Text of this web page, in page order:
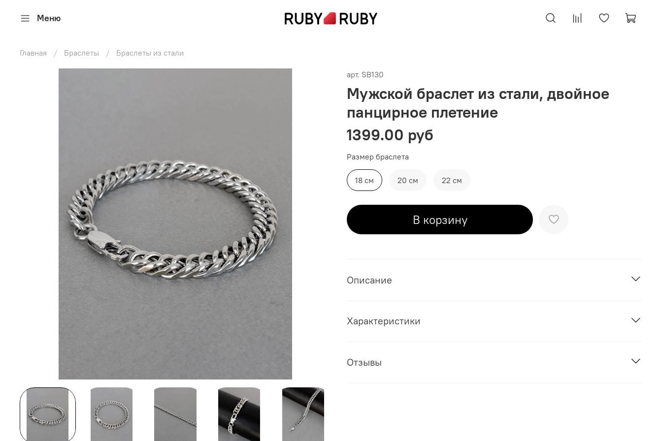
Меню
Главная Браслеты Браслеты из стали
арт. SB130
Мужской браслет из стали, двойное
панцирное плетение
1399.00 руб
В корзину
Размер браслета
18 см 20 см 22 см
Описание
Характеристики
Отзывы